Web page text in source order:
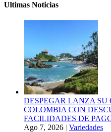
Ultimas Noticias
DESPEGAR LANZA SU
COLOMBIA CON
FACILIDADES DE
Ago 7, 2026 | Variedades